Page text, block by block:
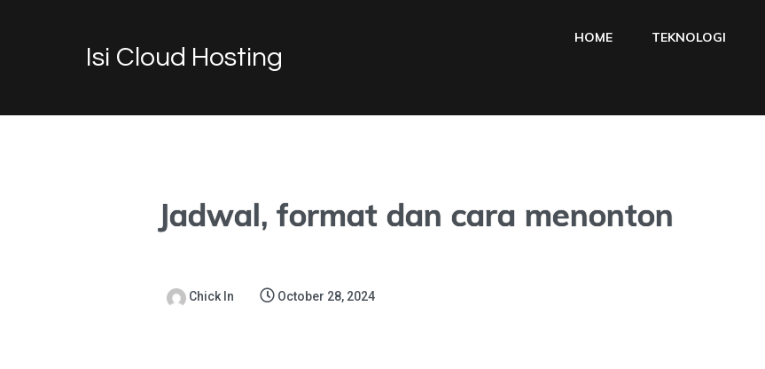
Isi Cloud Hosting
HOME TEKNOLOGI
Jadwal, format dan cara menonton
Chick In October 28, 2024